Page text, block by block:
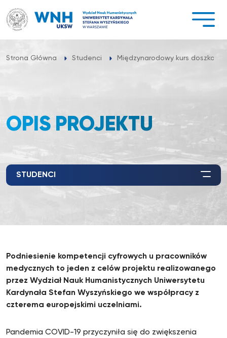
do
treści
Strona Główna Studenci Międzynarodowy kurs
OPIS PROJEKTU
STUDENCI
Podniesienie kompetencji cyfrowych u pracowników
medycznych to jeden z celów projektu realizowanego
przez Wydział Nauk Humanistycznych Uniwersytetu
Kardynała Stefan Wyszyńskiego we współpracy z
czterema europejskimi uczelniami.
Pandemia COVID-19 przyczyniła się do zwiększenia